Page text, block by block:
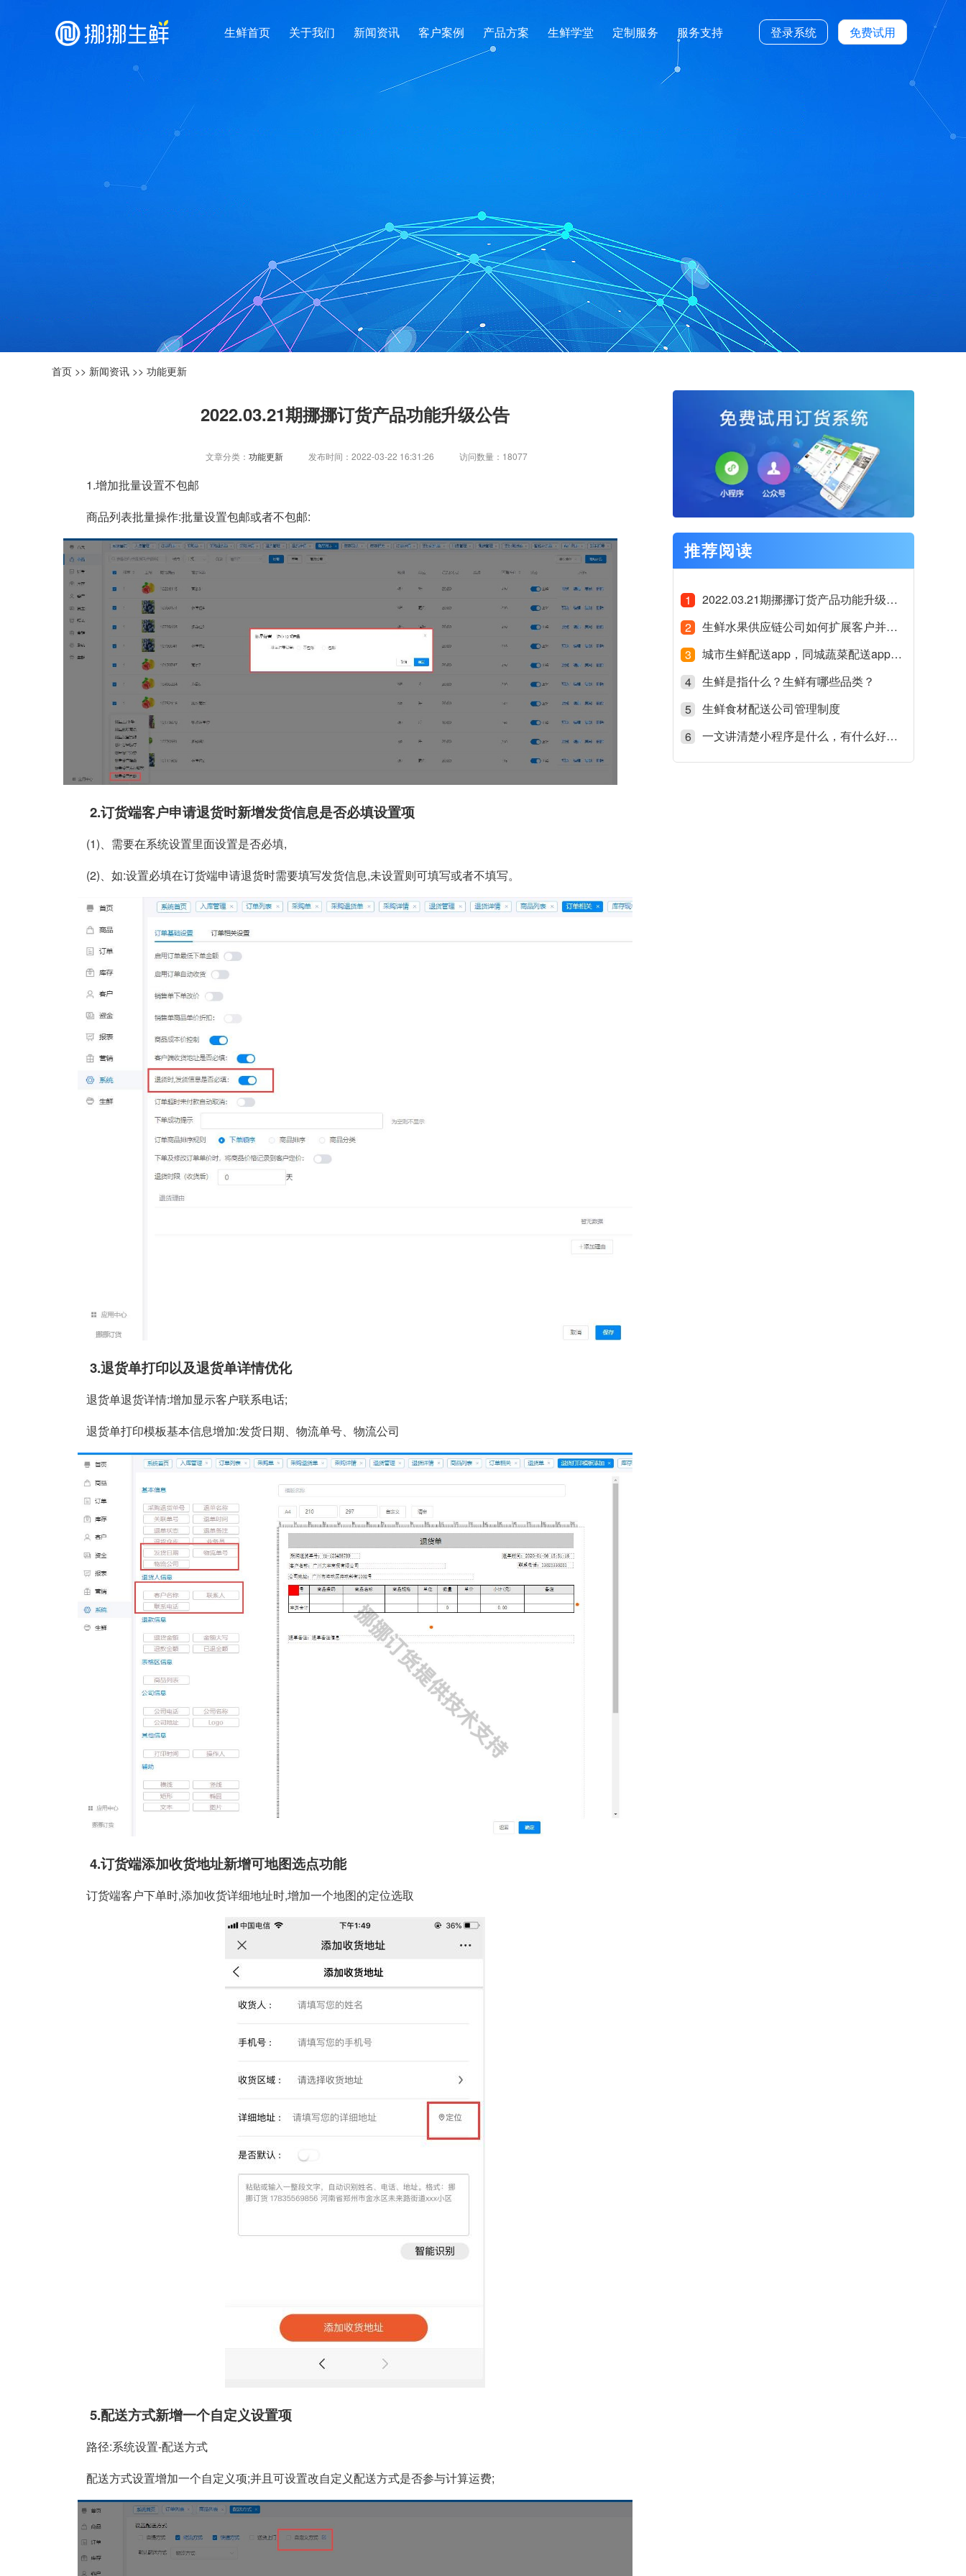
生鲜首页 关于我们 新闻资讯 客户案例 产品方案 生鲜学堂 定制服务 服务支持 登录系统 免费试用
首页 >> 新闻资讯 >> 功能更新
2022.03.21期挪挪订货产品功能升级公告
文章分类： 功能更新 发布时间：2022-03-22 16:31:26 访问数量：18077
1.增加批量设置不包邮
商品列表批量操作:批量设置包邮或者不包邮:
2.订货端客户申请退货时新增发货信息是否必填设置项
(1)、需要在系统设置里面设置是否必填,
(2)、如:设置必填在订货端申请退货时需要填写发货信息,未设置则可填写或者不填写。
3.退货单打印以及退货单详情优化
退货单退货详情:增加显示客户联系电话;
退货单打印模板基本信息增加:发货日期、物流单号、物流公司
4.订货端添加收货地址新增可地图选点功能
订货端客户下单时,添加收货详细地址时,增加一个地图的定位选取
5.配送方式新增一个自定义设置项
路径:系统设置-配送方式
配送方式设置增加一个自定义项;并且可设置改自定义配送方式是否参与计算运费;
推荐阅读
1
2022.03.21期挪挪订货产品功能升级公告
2
生鲜水果供应链公司如何扩展客户并服务好客户
3
城市生鲜配送app，同城蔬菜配送app平台有哪些？
4
生鲜是指什么？生鲜有哪些品类？
5
生鲜食材配送公司管理制度
6
一文讲清楚小程序是什么，有什么好处，它跟app的区别